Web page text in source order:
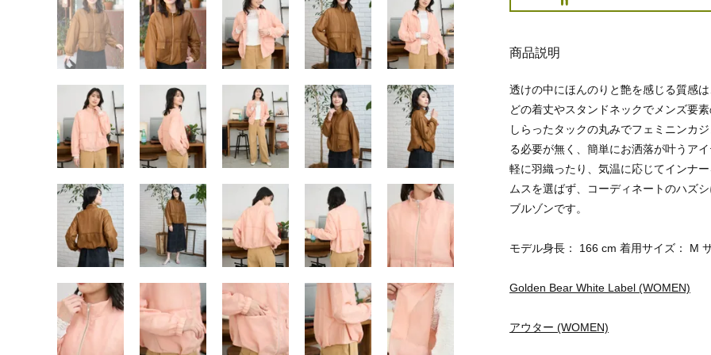
商品説明
透けの中にほんのりと艶を感じる質感
どの着丈やスタンドネックでメンズ要
しらったタックの丸みでフェミニンカ
る必要が無く、簡単にお洒落が叶うア
軽に羽織ったり、気温に応じてインナ
ムスを選ばず、コーディネートのハズ
ブルゾンです。
モデル身長： 166 cm 着用サイズ： M
Golden Bear White Label (WOMEN)
アウター (WOMEN)